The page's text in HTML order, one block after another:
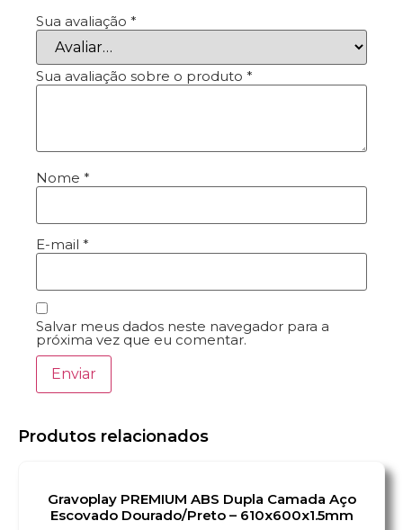
Sua avaliação *
Sua avaliação sobre o produto *
Nome *
E-mail *
Salvar meus dados neste navegador para a
próxima vez que eu comentar.
Produtos relacionados
Gravoplay PREMIUM ABS Dupla Camada Aço
Escovado Dourado/Preto – 610x600x1.5mm